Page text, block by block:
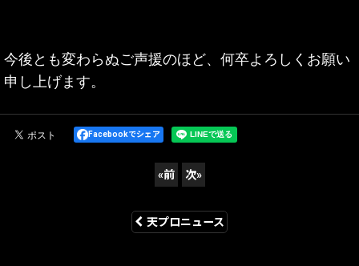
今後とも変わらぬご声援のほど、何卒よろしくお願い
申し上げます。
Facebookでシェア
«前 次»
天プロニュース